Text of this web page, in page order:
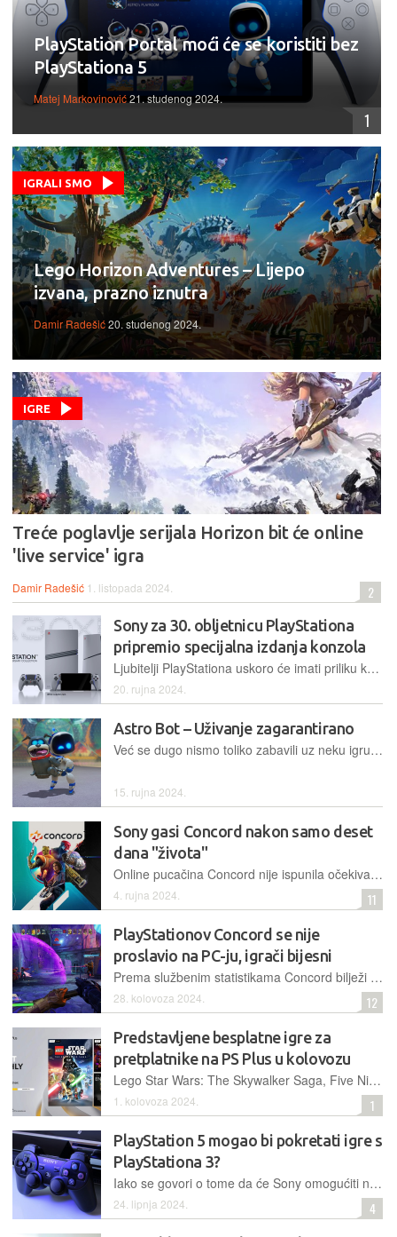
PlayStation Portal moći će se koristiti bez
PlayStationa 5
Matej Markovinović21. studenog 2024.
1
IGRALI SMO
Lego Horizon Adventures – Lijepo
izvana, prazno iznutra
Damir Radešić20. studenog 2024.
IGRE
Treće poglavlje serijala Horizon bit će online
'live service' igra
Damir Radešić 1. listopada 2024. 2
Sony za 30. obljetnicu PlayStationa
pripremio specijalna izdanja konzola
Ljubitelji PlayStationa uskoro će imati priliku kupiti aktualne Sonyjeve konzole u prepoznatljivoj sivoj boji u kojoj je dolazio sad već prastari PlayStation 1
20. rujna 2024.
Astro Bot – Uživanje zagarantirano
Već se dugo nismo toliko zabavili uz neku igru kao uz Astro Bot, platformer koji je kvalitetom nadmašio daleko razvikanije i zvučnije ovogodišnje naslove
15. rujna 2024.
Sony gasi Concord nakon samo deset
dana "života"
Online pucačina Concord nije ispunila očekivanja developera, što dokazuju porazne statistike o broju igrača, zbog čega je PlayStation odlučio zaustaviti prodaju i povući igru s tržišta
4. rujna 2024. 11
PlayStationov Concord se nije
proslavio na PC-ju, igrači bijesni
Prema službenim statistikama Concord bilježi tek neznatan broj istovremenih igrača na PC-ju, koji zbog dugih čekanja na ulazak u partije polako odustaju od daljnjeg igranja
28. kolovoza 2024. 12
Predstavljene besplatne igre za
pretplatnike na PS Plus u kolovozu
Lego Star Wars: The Skywalker Saga, Five Nights at Freddy’s: Security Breach i Ender Lilies: Quietus of the Knights su igre koje igrači s PS Plusom mogu uvrstiti u svoje kolekcije bez naknade
1. kolovoza 2024. 1
PlayStation 5 mogao bi pokretati igre s
PlayStationa 3?
Iako se govori o tome da će Sony omogućiti nativnu emulaciju igara za PlayStation 3 na aktualnoj generaciji konzole, nije poznato hoće li te igre dobiti kakva poboljšanja u pogledu performansi i grafike
24. lipnja 2024. 4